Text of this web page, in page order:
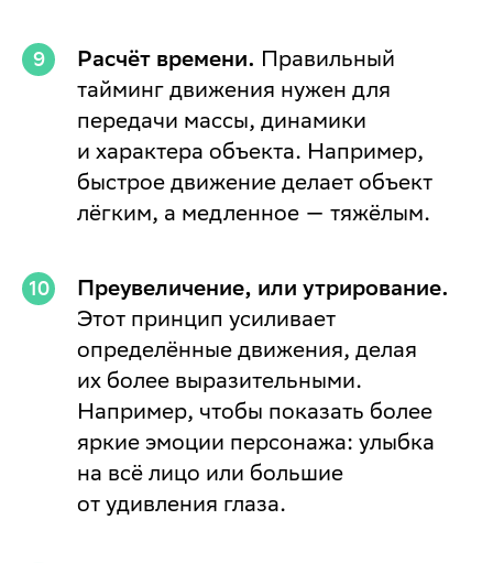
Расчёт времени. Правильный
тайминг движения нужен для
передачи массы, динамики
и характера объекта. Например,
быстрое движение делает объект
лёгким, а медленное — тяжёлым.
Преувеличение, или утрирование.
Этот принцип усиливает
определённые движения, делая
их более выразительными.
Например, чтобы показать более
яркие эмоции персонажа: улыбка
на всё лицо или большие
от удивления глаза.